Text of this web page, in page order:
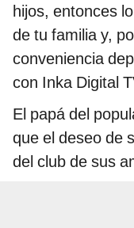
hijos, entonces
de tu familia y,
conveniencia
con Inka Digital
El papá del
que el deseo de
del club de sus